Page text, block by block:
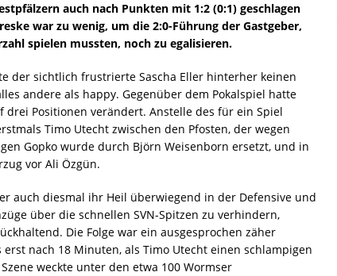
auch nach Punkten mit 1:2 (0:1) geschlagen
war zu wenig, um die 2:0-Führung der Gastgeber,
spielen mussten, noch zu egalisieren.
der sichtlich frustrierte Sascha Eller hinterher keinen
andere als happy. Gegenüber dem Pokalspiel hatte
Positionen verändert. Anstelle des für ein Spiel
Timo Utecht zwischen den Pfosten, der wegen
Gopko wurde durch Björn Weisenborn ersetzt, und in
vor Ali Özgün.
auch diesmal ihr Heil überwiegend in der Defensive und
über die schnellen SVN-Spitzen zu verhindern,
Die Folge war ein ausgesprochen zäher
erst nach 18 Minuten, als Timo Utecht einen schlampigen
weckte unter den etwa 100 Wormser